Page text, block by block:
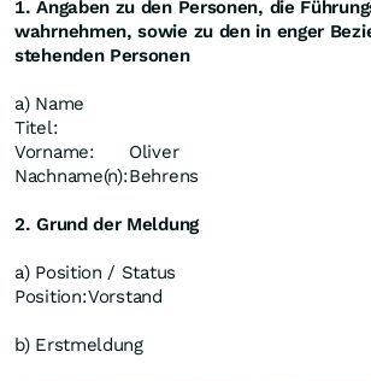
1. Angaben zu den Personen, die
wahrnehmen, sowie zu den in enger
stehenden Personen
a) Name
Titel:
Vorname:
Oliver
Nachname(n):Behrens
2. Grund der Meldung
a) Position / Status
Position:Vorstand
b) Erstmeldung